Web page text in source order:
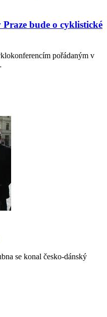
bude o cyklistické
pořádaným v
se konal česko-dánský